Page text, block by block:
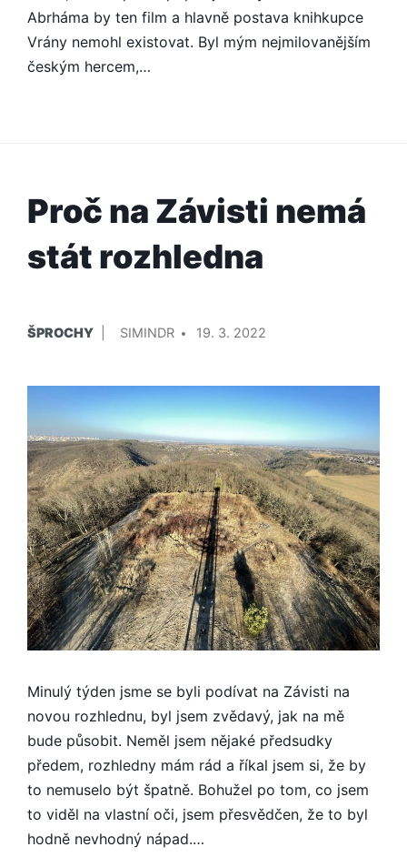
Abrháma by ten film a hlavně postava knihkupce
Vrány nemohl existovat. Byl mým nejmilovanějším
českým hercem,…
Proč na Závisti nemá
stát rozhledna
V
ŠPROCHY
SIMINDR
19. 3. 2022
Minulý týden jsme se byli podívat na Závisti na
novou rozhlednu, byl jsem zvědavý, jak na mě
bude působit. Neměl jsem nějaké předsudky
předem, rozhledny mám rád a říkal jsem si, že by
to nemuselo být špatně. Bohužel po tom, co jsem
to viděl na vlastní oči, jsem přesvědčen, že to byl
hodně nevhodný nápad.…